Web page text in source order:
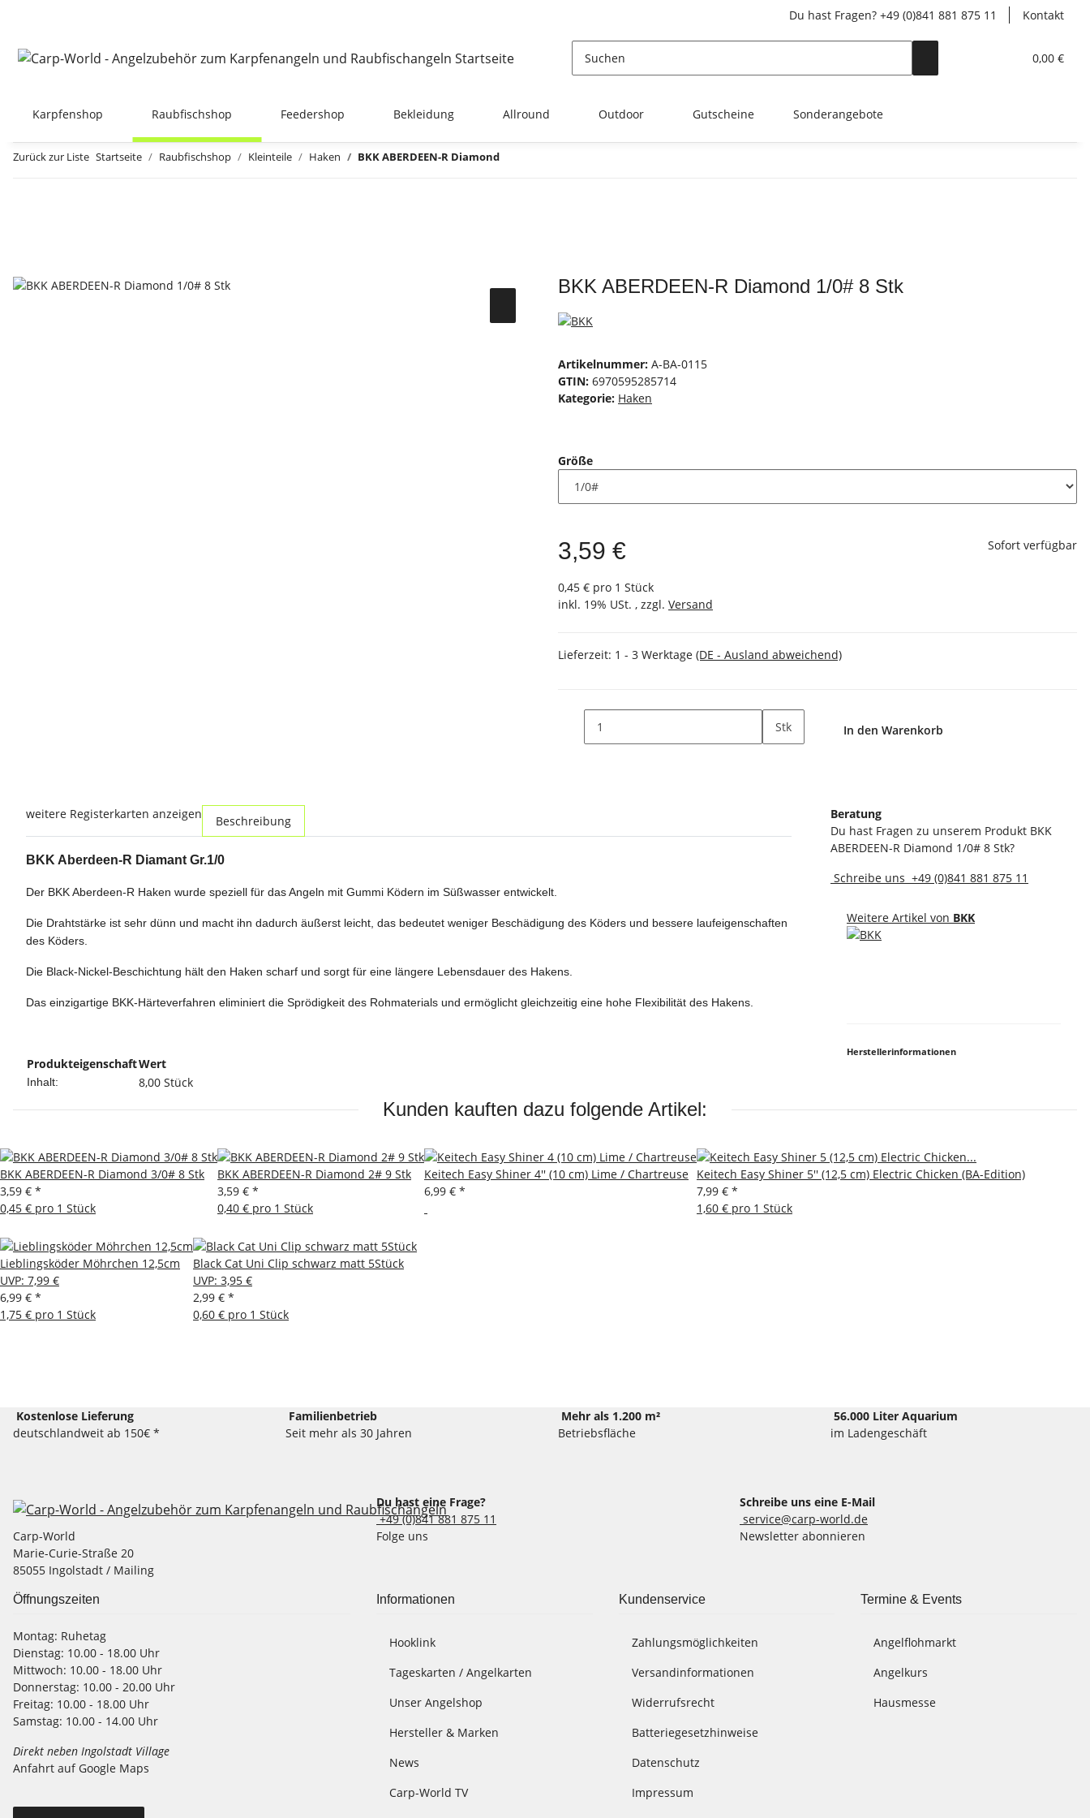
Du hast Fragen? +49 (0)841 881 875 11 Kontakt
0,00 €
Karpfenshop Raubfischshop Feedershop Bekleidung Allround Outdoor Gutscheine Sonderangebote
Zurück zur Liste Startseite Raubfischshop Kleinteile Haken BKK ABERDEEN-R Diamond
BKK ABERDEEN-R Diamond 1/0# 8 Stk
Artikelnummer: A-BA-0115
GTIN: 6970595285714
Kategorie: Haken
Größe
3,59 €
0,45 € pro 1 Stück
inkl. 19% USt. , zzgl. Versand
Sofort verfügbar
Lieferzeit: 1 - 3 Werktage (DE - Ausland abweichend)
Stk In den Warenkorb
weitere Registerkarten anzeigen Beschreibung
BKK Aberdeen-R Diamant Gr.1/0
Der BKK Aberdeen-R Haken wurde speziell für das Angeln mit Gummi Ködern im Süßwasser entwickelt.
Die Drahtstärke ist sehr dünn und macht ihn dadurch äußerst leicht, das bedeutet weniger Beschädigung des Köders und bessere laufeigenschaften
des Köders.
Die Black-Nickel-Beschichtung hält den Haken scharf und sorgt für eine längere Lebensdauer des Hakens.
Das einzigartige BKK-Härteverfahren eliminiert die Sprödigkeit des Rohmaterials und ermöglicht gleichzeitig eine hohe Flexibilität des Hakens.
ProdukteigenschaftWert
Inhalt: 8,00 Stück
Beratung
Du hast Fragen zu unserem Produkt BKK
ABERDEEN-R Diamond 1/0# 8 Stk?
Schreibe uns +49 (0)841 881 875 11
Weitere Artikel von BKK
Herstellerinformationen
Kunden kauften dazu folgende Artikel:
BKK ABERDEEN-R Diamond 3/0# 8 Stk
3,59 € *
0,45 € pro 1 Stück
BKK ABERDEEN-R Diamond 2# 9 Stk
3,59 € *
0,40 € pro 1 Stück
Keitech Easy Shiner 4'' (10 cm) Lime / Chartreuse
6,99 € *
Keitech Easy Shiner 5'' (12,5 cm) Electric Chicken (BA-Edition)
7,99 € *
1,60 € pro 1 Stück
Lieblingsköder Möhrchen 12,5cm
UVP: 7,99 €
6,99 € *
1,75 € pro 1 Stück
Black Cat Uni Clip schwarz matt 5Stück
UVP: 3,95 €
2,99 € *
0,60 € pro 1 Stück
Kostenlose Lieferung
deutschlandweit ab 150€ *
Familienbetrieb
Seit mehr als 30 Jahren
Mehr als 1.200 m²
Betriebsfläche
56.000 Liter Aquarium
im Ladengeschäft
Du hast eine Frage?
+49 (0)841 881 875 11
Schreibe uns eine E-Mail
service@carp-world.de
Carp-World
Marie-Curie-Straße 20
85055 Ingolstadt / Mailing
Folge uns Newsletter abonnieren
Öffnungszeiten
Montag: Ruhetag
Dienstag: 10.00 - 18.00 Uhr
Mittwoch: 10.00 - 18.00 Uhr
Donnerstag: 10.00 - 20.00 Uhr
Freitag: 10.00 - 18.00 Uhr
Samstag: 10.00 - 14.00 Uhr
Direkt neben Ingolstadt Village
Anfahrt auf Google Maps
Informationen
Hooklink
Tageskarten / Angelkarten
Unser Angelshop
Hersteller & Marken
News
Carp-World TV
Kundenservice
Zahlungsmöglichkeiten
Versandinformationen
Widerrufsrecht
Batteriegesetzhinweise
Datenschutz
Impressum
Termine & Events
Angelflohmarkt
Angelkurs
Hausmesse